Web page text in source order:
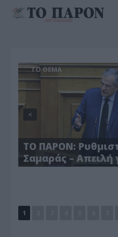
ΤΟ ΘΕΜΑ
ΤΟ ΠΑΡΟΝ:
Σαμαράς – Απειλή
1
<